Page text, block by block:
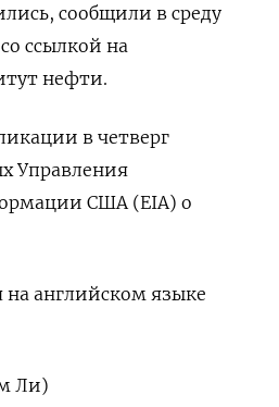
сообщили в среду
ссылкой на
нефти.
в четверг
Управления
США (EIA) о
английском языке
Ли)